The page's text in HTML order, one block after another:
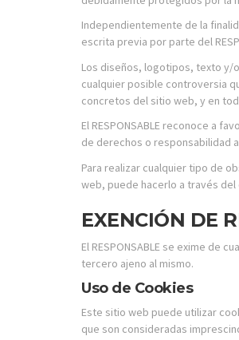
Independientemente de la
escrita previa por parte del
Los diseños, logotipos, texto y/
cualquier posible controversia
concretos del sitio web, y en
El RESPONSABLE reconoce a
de derechos o responsabilidad
Para realizar cualquier tipo de
web, puede hacerlo a través
EXENCIÓN DE
El RESPONSABLE se exime de
tercero ajeno al mismo.
Uso de Cookies
Este sitio web puede utilizar
que son consideradas